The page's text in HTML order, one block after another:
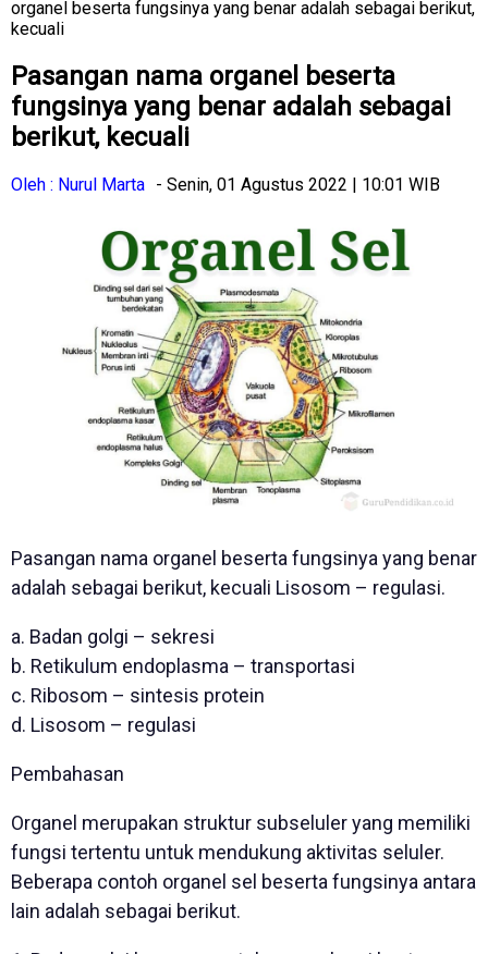
organel beserta fungsinya yang benar adalah sebagai berikut,
kecuali
Pasangan nama organel beserta
fungsinya yang benar adalah sebagai
berikut, kecuali
Oleh : Nurul Marta - Senin, 01 Agustus 2022 | 10:01 WIB
Pasangan nama organel beserta fungsinya yang benar
adalah sebagai berikut, kecuali Lisosom – regulasi.
a. Badan golgi – sekresi
b. Retikulum endoplasma – transportasi
c. Ribosom – sintesis protein
d. Lisosom – regulasi
Pembahasan
Organel merupakan struktur subseluler yang memiliki
fungsi tertentu untuk mendukung aktivitas seluler.
Beberapa contoh organel sel beserta fungsinya antara
lain adalah sebagai berikut.